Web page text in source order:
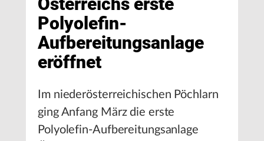
Polyolefin-
Aufbereitungsanlage
eröffnet
Im niederösterreichischen Pöchlarn
ging Anfang März die erste
Polyolefin-Aufbereitungsanlage